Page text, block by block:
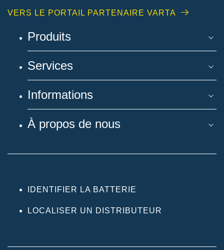
VERS LE PORTAIL PARTENAIRE VARTA
Produits
Services
Informations
À propos de nous
IDENTIFIER LA BATTERIE
LOCALISER UN DISTRIBUTEUR